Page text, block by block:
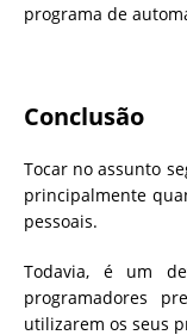
programa de
Conclusão
Tocar no assunto
principalmente
pessoais.
Todavia, é um
programadores
utilizarem os seus